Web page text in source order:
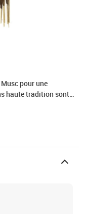
pour une
haute tradition sont
de l'Inde
le cadre du
propose de
senteurs variées, mais
Hojicha,
de Bingen, Fleurs à